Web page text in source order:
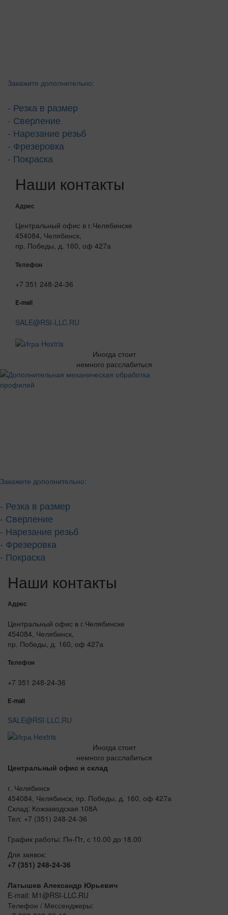
Закажите дополнительно:
- Резка в размер
- Сверление
- Нарезание резьб
- Фрезеровка
- Покраска
Наши контакты
Адрес
Центральный офис в г.Челябинске
454084, Челябинск,
пр. Победы, д. 160, оф 427а
Телефон
+7 351 248-24-36
E-mail
SALE@RSI-LLC.RU
Иногда стоит
немного расслабиться
Закажите дополнительно:
- Резка в размер
- Сверление
- Нарезание резьб
- Фрезеровка
- Покраска
Наши контакты
Адрес
Центральный офис в г.Челябинске
454084, Челябинск,
пр. Победы, д. 160, оф 427а
Телефон
+7 351 248-24-36
E-mail
SALE@RSI-LLC.RU
Иногда стоит
немного расслабиться
Центральный офис и склад
г. Челябинск
454084, Челябинск, пр. Победы, д. 160, оф 427а
Склад: Кожзаводская 108А
Тел: +7 (351) 248-24-36
График работы: Пн-Пт, с 10.00 до 18.00
Для заявок:
+7 (351) 248-24-36
Латышев Александр Юрьевич
E-mail: M1@RSI-LLC.RU
Телефон / Мессенджеры: